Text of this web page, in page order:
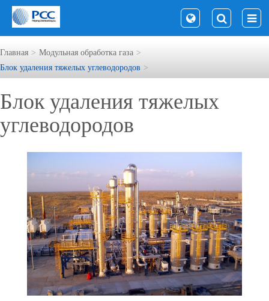
Главная
Модульная обработка газа
Блок удаления тяжелых углеводородов
Блок удаления тяжелых
углеводородов